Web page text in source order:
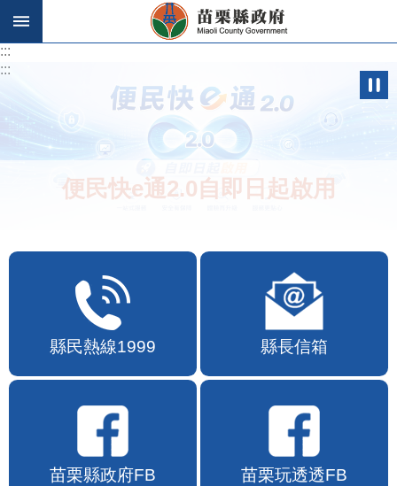
跳到主要內容區塊
:::
:::
便民快e通2.0自即日起啟用
縣民熱線1999 縣長信箱
苗栗縣政府FB 苗栗玩透透FB